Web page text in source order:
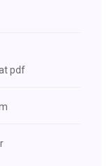
pdf